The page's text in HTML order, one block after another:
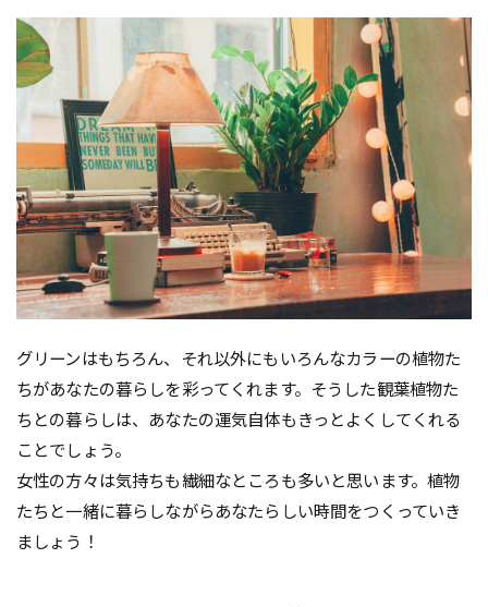
グリーンはもちろん、それ以外にもいろんなカラーの植物た
ちがあなたの暮らしを彩ってくれます。そうした観葉植物た
ちとの暮らしは、あなたの運気自体もきっとよくしてくれる
ことでしょう。
女性の方々は気持ちも繊細なところも多いと思います。植物
たちと一緒に暮らしながらあなたらしい時間をつくっていき
ましょう！